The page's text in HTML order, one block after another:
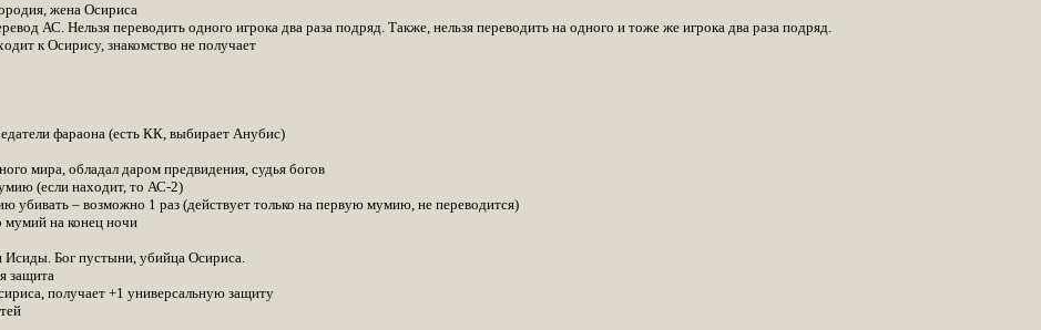
жена Осириса
АС. Нельзя переводить одного игрока два раза подряд. Также, нельзя переводить на одного и тоже же игрока два раза подряд.
к Осирису, знакомство не получает
фараона (есть КК, выбирает Анубис)
мира, обладал даром предвидения, судья богов
(если находит, то АС-2)
убивать – возможно 1 раз (действует только на первую мумию, не переводится)
мумий на конец ночи
Исиды. Бог пустыни, убийца Осириса.
защита
получает +1 универсальную защиту